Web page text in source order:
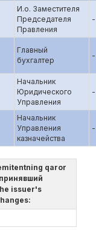
И.о. Заместителя
Председателя
Правления
-
Главный
бухгалтер
-
Начальник
Юридического
Управления
-
Начальник
Управления
казначейства
-
qaror
issuer's